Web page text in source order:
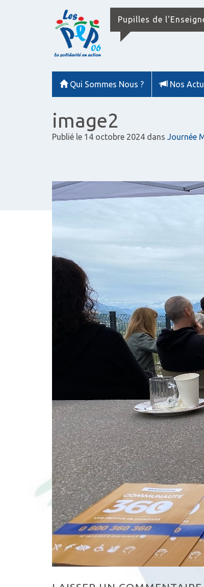
Pupilles de
Qui Sommes Nous ? Nos
image2
Publié le 14 octobre 2024 dans Journée